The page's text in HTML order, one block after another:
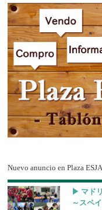
Nuevo anuncio en Plaza
▶︎ マド
～スペ